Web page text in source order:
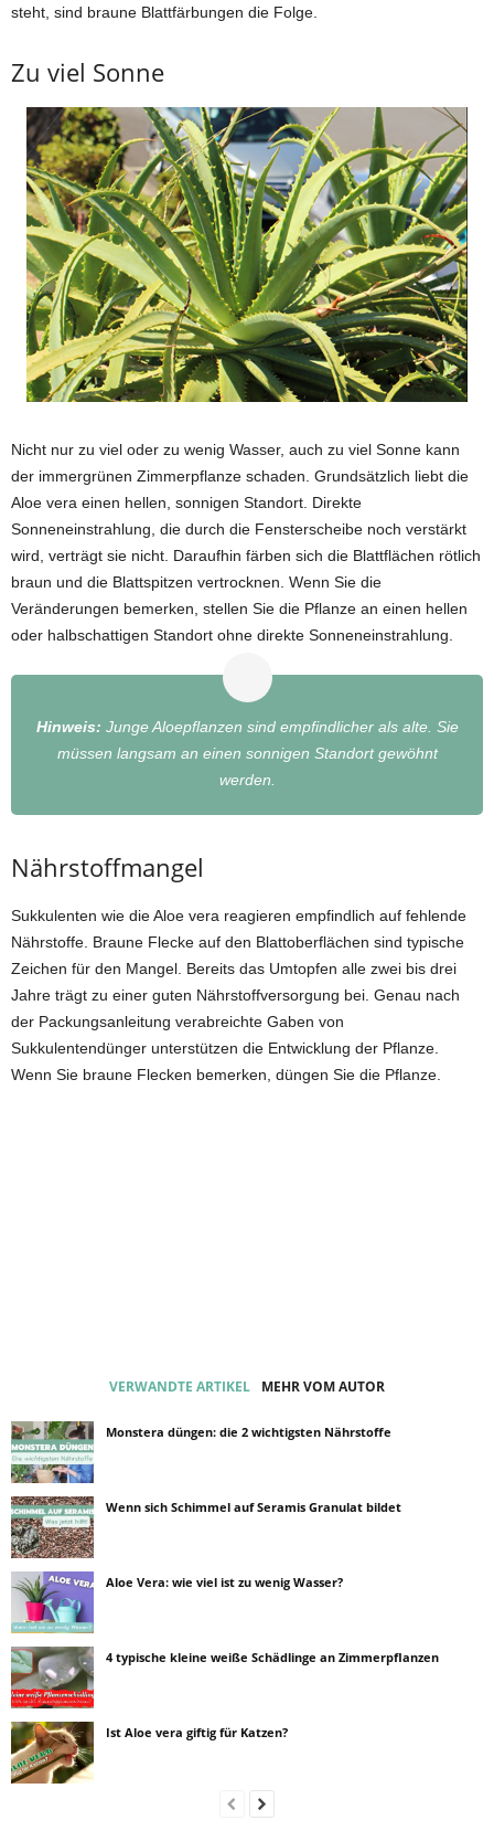
steht, sind braune Blattfärbungen die Folge.
Zu viel Sonne
Nicht nur zu viel oder zu wenig Wasser, auch zu viel Sonne kann
der immergrünen Zimmerpflanze schaden. Grundsätzlich liebt die
Aloe vera einen hellen, sonnigen Standort. Direkte
Sonneneinstrahlung, die durch die Fensterscheibe noch verstärkt
wird, verträgt sie nicht. Daraufhin färben sich die Blattflächen rötlich
braun und die Blattspitzen vertrocknen. Wenn Sie die
Veränderungen bemerken, stellen Sie die Pflanze an einen hellen
oder halbschattigen Standort ohne direkte Sonneneinstrahlung.
Hinweis: Junge Aloepflanzen sind empfindlicher als alte. Sie
müssen langsam an einen sonnigen Standort gewöhnt
werden.
Nährstoffmangel
Sukkulenten wie die Aloe vera reagieren empfindlich auf fehlende
Nährstoffe. Braune Flecke auf den Blattoberflächen sind typische
Zeichen für den Mangel. Bereits das Umtopfen alle zwei bis drei
Jahre trägt zu einer guten Nährstoffversorgung bei. Genau nach
der Packungsanleitung verabreichte Gaben von
Sukkulentendünger unterstützen die Entwicklung der Pflanze.
Wenn Sie braune Flecken bemerken, düngen Sie die Pflanze.
VERWANDTE ARTIKEL MEHR VOM AUTOR
Monstera düngen: die 2 wichtigsten Nährstoffe
Wenn sich Schimmel auf Seramis Granulat bildet
Aloe Vera: wie viel ist zu wenig Wasser?
4 typische kleine weiße Schädlinge an Zimmerpflanzen
Ist Aloe vera giftig für Katzen?